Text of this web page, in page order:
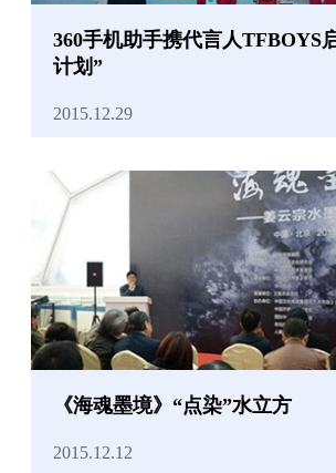
360手机助手携代言人TFBOYS
计划”
2015.12.29
《海魂墨境》“点染”水立方
2015.12.12